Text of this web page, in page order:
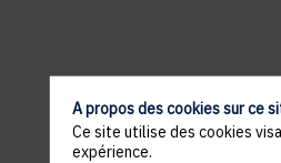
A propos des cookies sur ce
Ce site utilise des cookies
expérience.